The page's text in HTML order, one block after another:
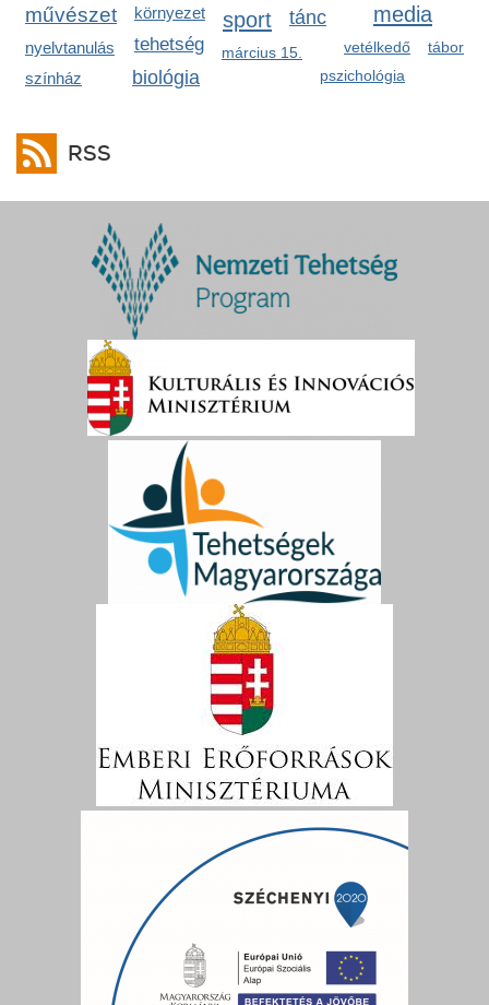
media
művészet környezet sport
nyelvtanulás
tánc
tehetség vetélkedő
március 15.
pszichológia
biológia
tábor
színház
RSS